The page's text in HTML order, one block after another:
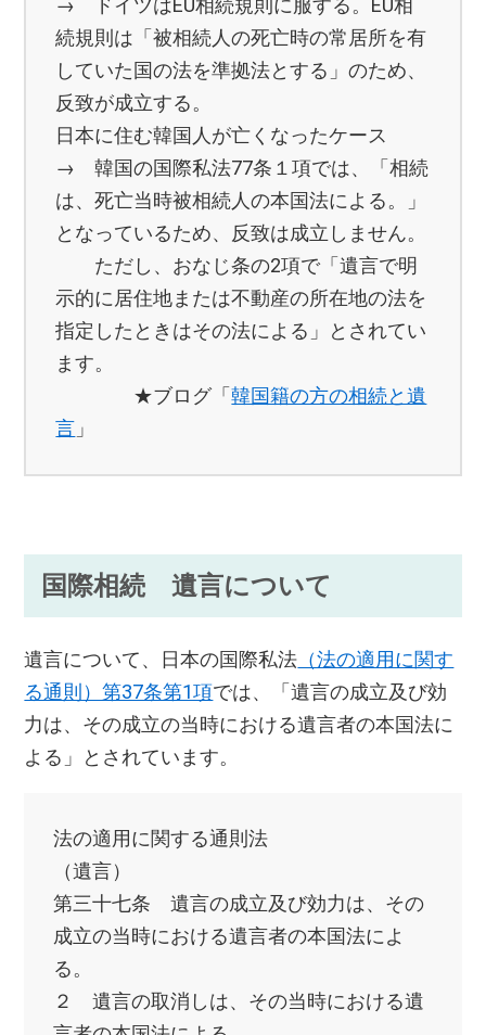
→ ドイツはEU相続規則に服する。EU相
続規則は「被相続人の死亡時の常居所を有
していた国の法を準拠法とする」のため、
反致が成立する。
日本に住む韓国人が亡くなったケース
→ 韓国の国際私法77条１項では、「相続
は、死亡当時被相続人の本国法による。」
となっているため、反致は成立しません。
ただし、おなじ条の2項で「遺言で明
示的に居住地または不動産の所在地の法を
指定したときはその法による」とされてい
ます。
★ブログ「韓国籍の方の相続と遺
言 」
国際相続 遺言について
遺言について、日本の国際私法 （法の適用に関す
る通則）第37条第1項では、「遺言の成立及び効
力は、その成立の当時における遺言者の本国法に
よる」とされています。
法の適用に関する通則法
（遺言）
第三十七条 遺言の成立及び効力は、その
成立の当時における遺言者の本国法によ
る。
２ 遺言の取消しは、その当時における遺